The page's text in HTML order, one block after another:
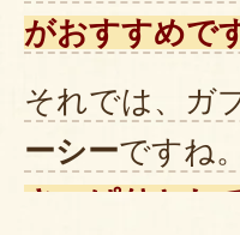
がおすすめで
それでは、ガ
ーシーですね。
さっぱりとし